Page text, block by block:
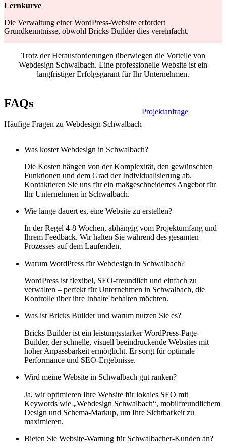
Lernkurve
Die Verwaltung einer WordPress-Website erfordert
Grundkenntnisse, obwohl Bricks Builder dies vereinfacht.
Trotz der Herausforderungen überwiegen die Vorteile von
Webdesign Schwalbach. Eine professionelle Website ist ein
langfristiger Erfolgsgarant für Ihr Unternehmen.
FAQs
Häufige Fragen zu Webdesign Schwalbach
Projektanfrage
Was kostet Webdesign in Schwalbach?
Die Kosten hängen von der Komplexität, den gewünschten
Funktionen und dem Grad der Individualisierung ab.
Kontaktieren Sie uns für ein maßgeschneidertes Angebot für
Ihr Unternehmen in Schwalbach.
Wie lange dauert es, eine Website zu erstellen?
In der Regel 4-8 Wochen, abhängig vom Projektumfang und
Ihrem Feedback. Wir halten Sie während des gesamten
Prozesses auf dem Laufenden.
Warum WordPress für Webdesign in Schwalbach?
WordPress ist flexibel, SEO-freundlich und einfach zu
verwalten – perfekt für Unternehmen in Schwalbach, die
Kontrolle über ihre Inhalte behalten möchten.
Was ist Bricks Builder und warum nutzen Sie es?
Bricks Builder ist ein leistungsstarker WordPress-Page-
Builder, der schnelle, visuell beeindruckende Websites mit
hoher Anpassbarkeit ermöglicht. Er sorgt für optimale
Performance und SEO-Ergebnisse.
Wird meine Website in Schwalbach gut ranken?
Ja, wir optimieren Ihre Website für lokales SEO mit
Keywords wie „Webdesign Schwalbach“, mobilfreundlichem
Design und Schema-Markup, um Ihre Sichtbarkeit zu
maximieren.
Bieten Sie Website-Wartung für Schwalbacher-Kunden an?